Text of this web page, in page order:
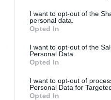
I want to opt-out of the
personal data.
Opted In
I want to opt-out of the
Personal Data.
Opted In
I want to opt-out of
Personal Data for
Opted In
Δύο νέοι
όρισε ο Νίκος Χαρδαλιάς
Τρόμος στον αέρα για
λίγο σύγκρουση στο
Οι Χούθι έπληξαν
Aramco στη Σαουδική